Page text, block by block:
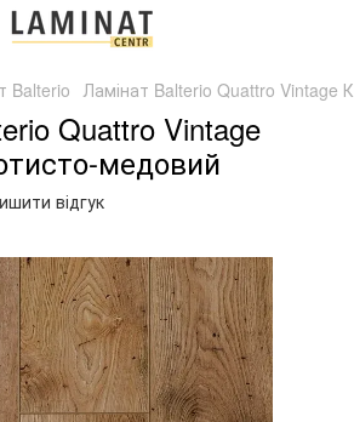
Balterio Ламінат Balterio Quattro Vintage
Quattro Vintage
медовий
відгук